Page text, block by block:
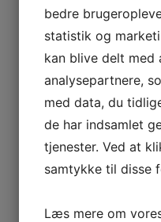
✨
Vi
bedre
statistik og
kan blive delt med
analysepartnere,
med data, du
de har indsamlet
tjenester. Ved at
samtykke til disse
Læs mere om